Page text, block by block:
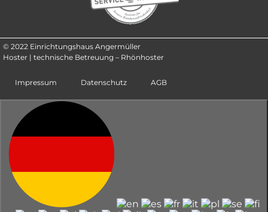
© 2022 Einrichtungshaus Angermüller
Hoster | technische Betreuung – Rhönhoster
Impressum Datenschutz AGB